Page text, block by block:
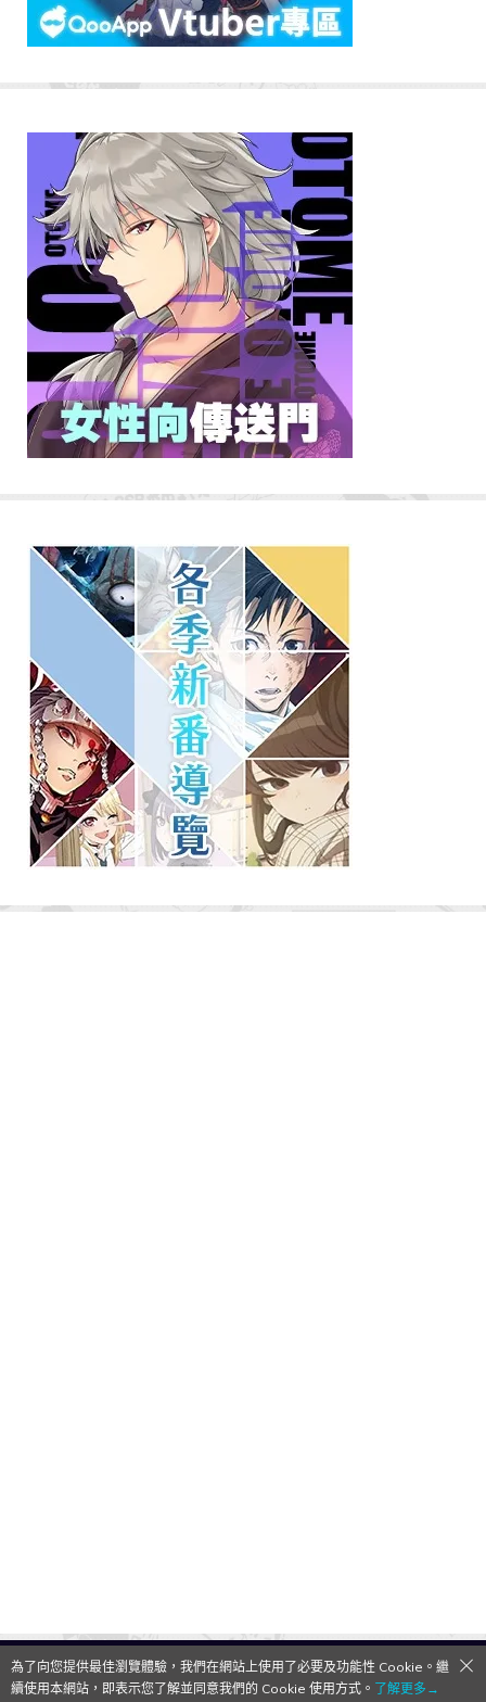
QooApp Limited © 2026
為了向您提供最佳瀏覽體驗，我們在網站上使用了必要及功能性 Cookie。繼
續使用本網站，即表示您了解並同意我們的 Cookie 使用方式。 了解更多→